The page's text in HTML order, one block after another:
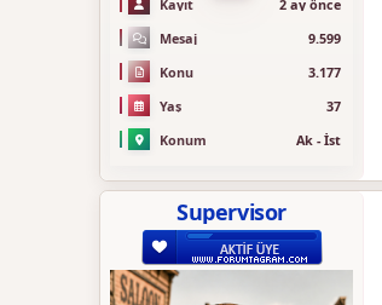
Kayıt
2 ay önce
Mesaj
9.599
Konu
3.177
Yaş
37
Konum
Ak - İst
Supervisor